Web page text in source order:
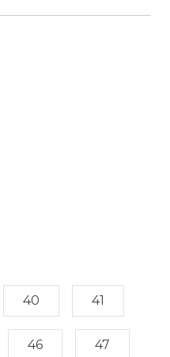
40 41
46 47